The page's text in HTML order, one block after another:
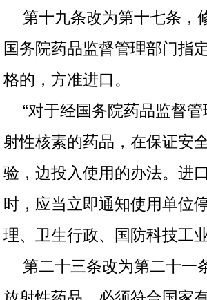
第十九条改为第十七条，
国务院药品监督管理部门指
格的，方准进口。
“对于经国务院药品监督
射性核素的药品，在保证安
验，边投入使用的办法。进
时，应当立即通知使用单位
理、卫生行政、国防科技工
第二十三条改为第二十一